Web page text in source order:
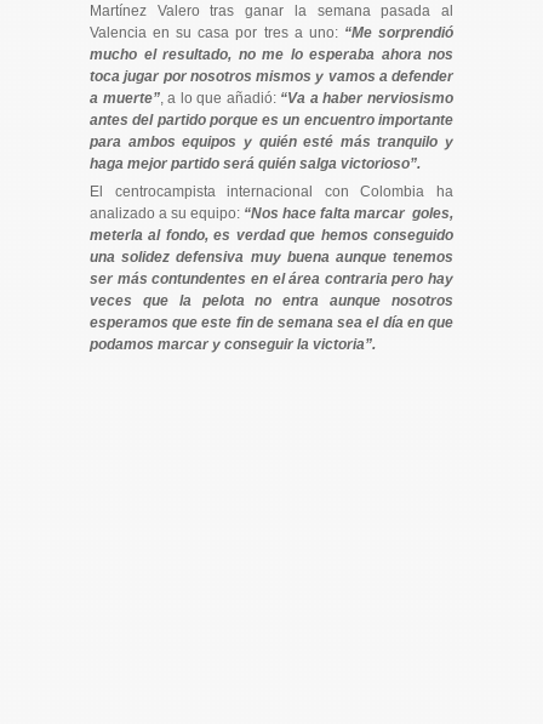
Martínez Valero tras ganar la semana pasada al
Valencia en su casa por tres a uno: “Me sorprendió
mucho el resultado, no me lo esperaba ahora nos
toca jugar por nosotros mismos y vamos a defender
a muerte”, a lo que añadió:“Va ahaber nerviosismo
antes del partido porque es un encuentro importante
para ambos equipos y quién esté más tranquilo y
haga mejor partido será quién salga victorioso”.
El centrocampista internacional con Colombia ha
analizado a su equipo: “Nos hace falta marcar goles,
meterla al fondo, es verdad que hemos conseguido
una solidez defensiva muy buena aunque tenemos
ser más contundentes en el área contraria pero hay
veces que la pelota no entra aunque nosotros
esperamos que este fin de semana sea el día en que
podamos marcar y conseguir la victoria”.